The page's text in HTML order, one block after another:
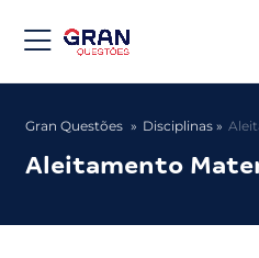
Gran Questões Disciplinas
Aleitamento